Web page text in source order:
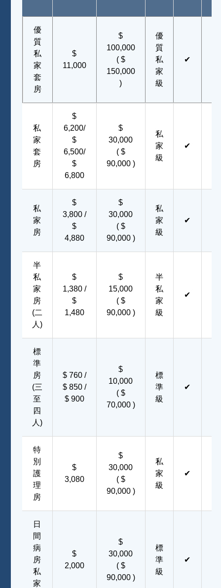
優
質
私
家
套
房
$
11,000
$
100,000
( $
150,000
)
優
質
私
家
級
✔
私
家
套
房
$
6,200/
$
6,500/
$
6,800
$
30,000
( $
90,000 )
私
家
級
✔
私
家
房
$
3,800 /
$
4,880
$
30,000
( $
90,000 )
私
家
級
✔
半
私
家
房
(二
人)
$
1,380 /
$
1,480
$
15,000
( $
90,000 )
半
私
家
級
✔
標
準
房
(三
至
四
人)
$ 760 /
$ 850 /
$ 900
$
10,000
( $
70,000 )
標
準
級
✔
特
別
護
理
房
$
3,080
$
30,000
( $
90,000 )
私
家
級
✔
日
間
病
房
私
家
$
2,000
$
30,000
( $
90,000 )
標
準
級
✔